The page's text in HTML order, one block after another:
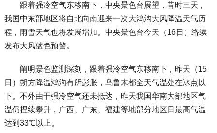
跟着强冷空气东移南下，中央景色台展望，昔时三天，
我国中东部地区将自北向南迎来一次大鸿沟大风降温天气历
程，雨雪天气也将发展增加。中央景色台今天（16日）络续
发布大风蓝色预警。
阐明景色监测深刻，跟着强冷空气东移南下，昨天（15
日）朔方降温鸿沟有所彭胀，乌鲁木都全天气温处在冰点以
下。不外由于强冷空气还未抵达，昨天我国华南大部地区气
温仍捏续攀升，广西、广东、福建等地部分地区日最高气温
达到33℃以上。